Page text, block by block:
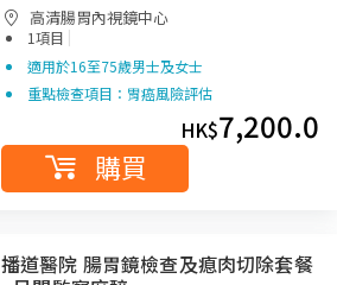
高清腸胃內視鏡中心
1項目 |
適用於16至75歲男士及女士
重點檢查項目：胃癌風險評估
HK$7,200.0
購買
播道醫院 腸胃鏡檢查及瘜肉切除套餐